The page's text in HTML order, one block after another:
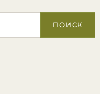
ПОИСК